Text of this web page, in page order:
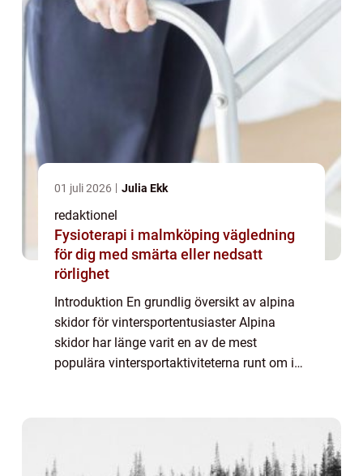
01 juli 2026 Julia Ekk
redaktionel
Fysioterapi i malmköping vägledning
för dig med smärta eller nedsatt
rörlighet
Introduktion En grundlig översikt av alpina
skidor för vintersportentusiaster Alpina
skidor har länge varit en av de mest
populära vintersportaktiviteterna runt om i